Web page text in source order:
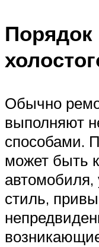
Порядок
Обычно
выполняют
способами.
может быть
автомобиля,
стиль,